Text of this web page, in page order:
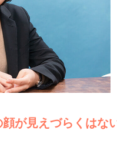
が見えづらくはな